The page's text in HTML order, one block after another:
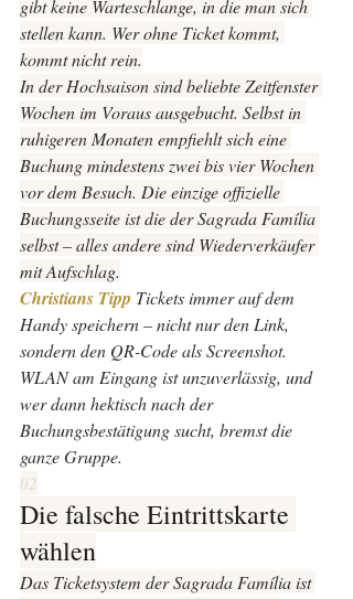
gibt keine Warteschlange, in die man sich
stellen kann. Wer ohne Ticket kommt,
kommt nicht rein.
In der Hochsaison sind beliebte Zeitfenster
Wochen im Voraus ausgebucht. Selbst in
ruhigeren Monaten empfiehlt sich eine
Buchung mindestens zwei bis vier Wochen
vor dem Besuch. Die einzige offizielle
Buchungsseite ist die der Sagrada Família
selbst – alles andere sind Wiederverkäufer
mit Aufschlag.
Christians Tipp Tickets immer auf dem
Handy speichern – nicht nur den Link,
sondern den QR-Code als Screenshot.
WLAN am Eingang ist unzuverlässig, und
wer dann hektisch nach der
Buchungsbestätigung sucht, bremst die
ganze Gruppe.
02
Die falsche Eintrittskarte
wählen
Das Ticketsystem der Sagrada Família ist